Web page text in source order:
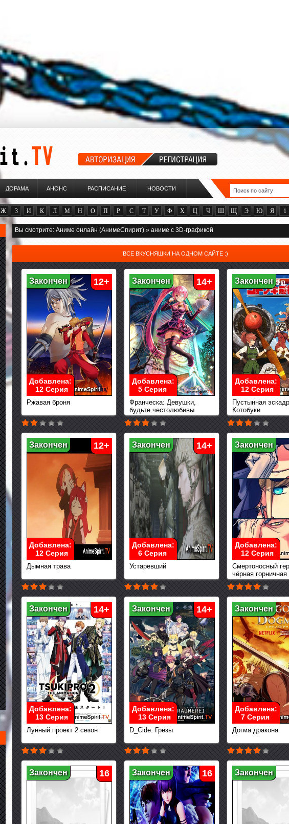
ДОРАМА АНОНС РАСПИСАНИЕ НОВОСТИ
Ж З И К Л М Н О П Р С Т У Ф Х Ц Ч Ш Щ Э Ю Я 1
Вы смотрите: Аниме онлайн (АнимеСпирит) » аниме с 3D-графикой
ВСЕ ВКУСНЯШКИ НА ОДНОМ САЙТЕ :)
Ржавая броня
Закончен 12+
Добавлена:
12 Серия
Франческа: Девушки,
будьте честолюбивы
Закончен 14+
Добавлена:
5 Серия
Пустынная
Котобуки
Закончен
Добавлена:
12 Серия
Дымная трава
Закончен 12+
Добавлена:
12 Серия
Устаревший
Закончен 14+
Добавлена:
6 Серия
Смертоносный
чёрная горничная
Закончен
Добавлена:
12 Серия
Лунный проект 2 сезон
Закончен 14+
Добавлена:
13 Серия
D_Cide: Грёзы
Закончен 14+
Добавлена:
13 Серия
Догма дракона
Закончен
Добавлена:
7 Серия
Закончен 16 Закончен 16 Закончен